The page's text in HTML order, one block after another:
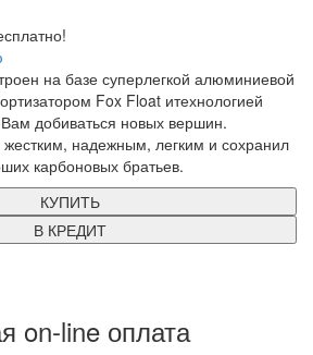
на базе суперлегкой алюминиевой
Fox Float итехнологией
добиваться новых вершин.
надежным, легким и сохранил
карбоновых братьев.
КУПИТЬ
В КРЕДИТ
on-line оплата